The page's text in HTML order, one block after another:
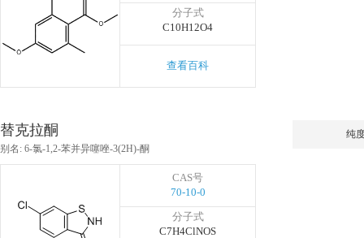
分子式
C10H12O4
查看百科
替克拉酮
别名: 6-氯-1,2-苯并异噻唑-3(2H)-酮
CAS号
70-10-0
分子式
C7H4ClNOS
纯